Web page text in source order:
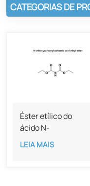
CATEGORIAS DE
Éster etílico do
ácido N-
com pureza de 97%
LEIA MAIS